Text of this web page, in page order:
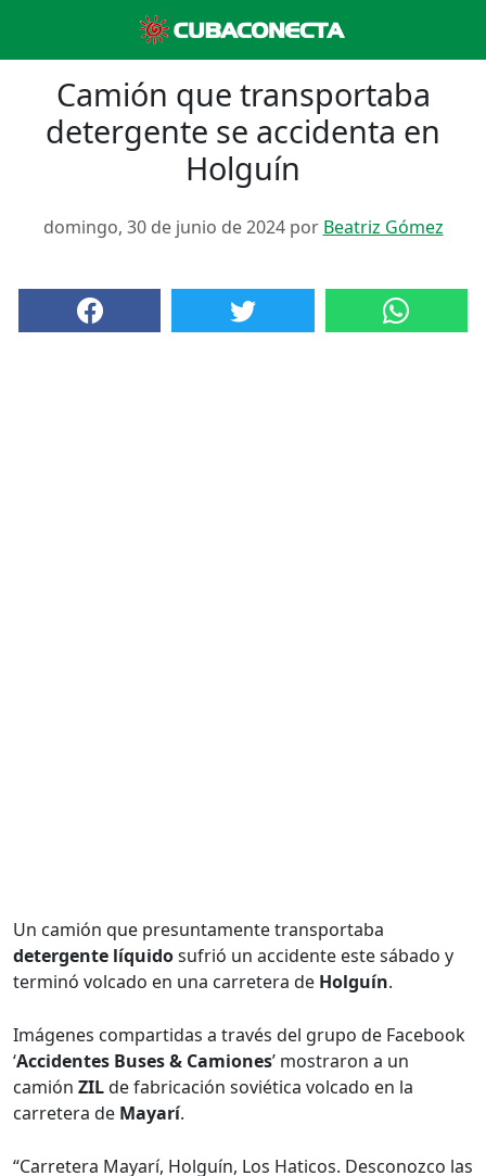
Camión que transportaba
detergente se accidenta en
Holguín
domingo, 30 de junio de 2024 por Beatriz Gómez
Un camión que presuntamente transportaba
detergente líquidosufrió un accidente este sábado y
terminó volcado en una carretera de Holguín.
Imágenes compartidas a través del grupo de Facebook
‘Accidentes Buses & Camiones’ mostraron a un
camión ZILde fabricación soviética volcado en la
carretera de Mayarí.
“Carretera Mayarí, Holguín, Los Haticos. Desconozco las